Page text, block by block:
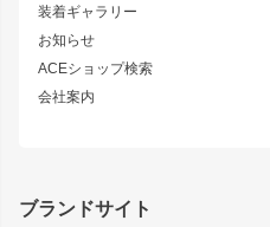
装着ギャラリー
お知らせ
ACEショップ検索
会社案内
180SX
シルエイティ
スズキ
GS350
ジムニーパーツ
ホイール
MUD-S7
MUD-SR7
ボンネット
ブランドサイト